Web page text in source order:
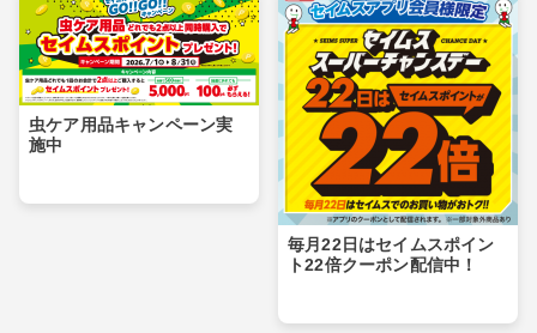
虫ケア用品キャンペーン実
施中
毎月22日はセイムスポイン
ト22倍クーポン配信中！